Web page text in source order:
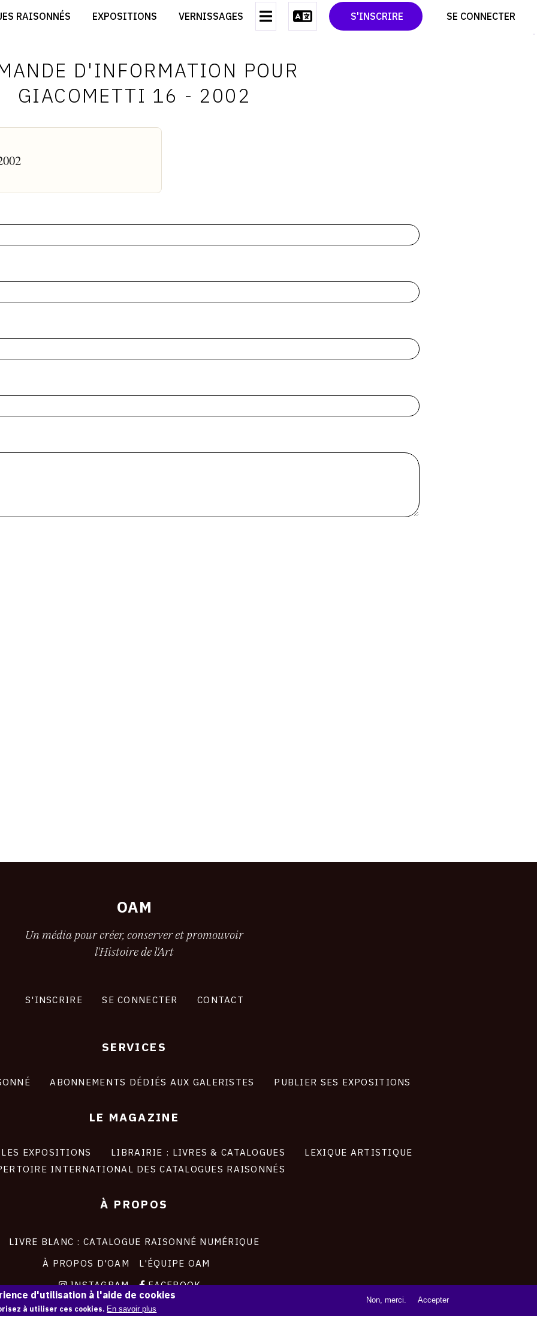
RAISONNÉS EXPOSITIONS VERNISSAGES S'INSCRIRE SE CONNECTER
CRÉER SON CATALOGUE D'EXPO
DEVENIR CONTRIBUTEUR
CONTACT
CGU
TWITTER
PINTEREST
D'INFORMATION POUR
GIACOMETTI 16 - 2002
OAM
Un média pour créer, conserver et promouvoir
l'Histoire de l'Art
S'INSCRIRE SE CONNECTER CONTACT
SERVICES
ABONNEMENTS DÉDIÉS AUX GALERISTES PUBLIER SES EXPOSITIONS
LE MAGAZINE
LES EXPOSITIONS LIBRAIRIE : LIVRES & CATALOGUES
LEXIQUE ARTISTIQUE
INTERNATIONAL DES CATALOGUES RAISONNÉS
À PROPOS
LIVRE BLANC : CATALOGUE RAISONNÉ NUMÉRIQUE
À PROPOS D'OAM
L'ÉQUIPE OAM
INSTAGRAM
FACEBOOK
CGU
CGV
d'utilisation à l'aide de cookies
à utiliser ces cookies. En savoir plus
Non, merci. Accepter